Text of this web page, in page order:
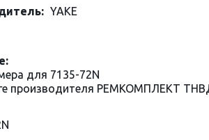
YAKE
для 7135-72N
производителя РЕМКОМПЛЕКТ